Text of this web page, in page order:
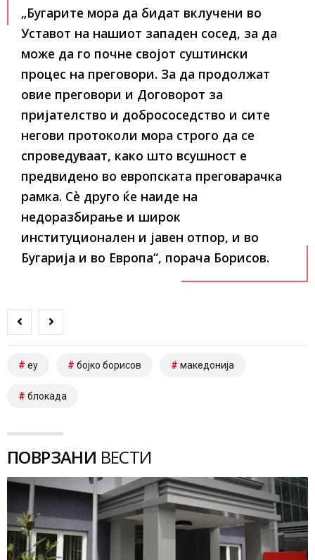
„Бугарите мора да бидат вклучени во
Уставот на нашиот западен сосед, за да
може да го почне својот суштински
процес на преговори. За да продолжат
овие преговори и Договорот за
пријателство и добрососедство и сите
негови протоколи мора строго да се
спроведуваат, како што всушност е
предвидено во европската преговарачка
рамка. Сè друго ќе наиде на
недоразбирање и широк
институционален и јавен отпор, и во
Бугарија и во Европа“, порача Борисов.
еу бојко борисов македонија
блокада
ПОВРЗАНИ ВЕСТИ